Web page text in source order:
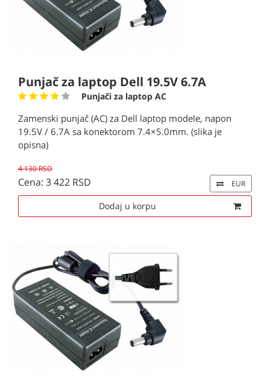
Punjač za laptop Dell 19.5V 6.7A
Punjači za laptop AC
Zamenski punjač (AC) za Dell laptop modele, napon
19.5V / 6.7A sa konektorom 7.4×5.0mm. (slika je
opisna)
4 130 RSD
Cena: 3 422 RSD EUR
Dodaj u korpu